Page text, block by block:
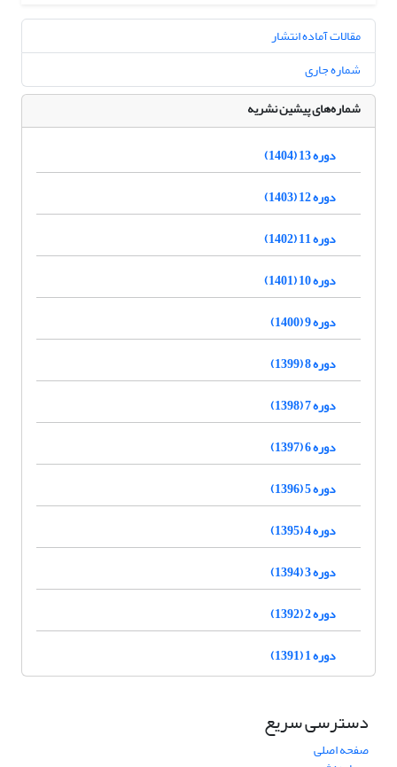
مقالات آماده انتشار
شماره جاری
شماره‌های پیشین نشریه
دوره 13 (1404)
دوره 12 (1403)
دوره 11 (1402)
دوره 10 (1401)
دوره 9 (1400)
دوره 8 (1399)
دوره 7 (1398)
دوره 6 (1397)
دوره 5 (1396)
دوره 4 (1395)
دوره 3 (1394)
دوره 2 (1392)
دوره 1 (1391)
دسترسی سریع
صفحه اصلی